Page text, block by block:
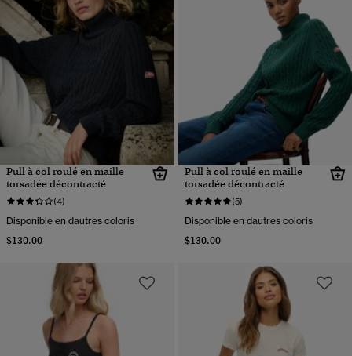
Pull à col roulé en maille
torsadée décontracté
(4)
Disponible en dautres coloris
$130.00
Pull à col roulé en maille
torsadée décontracté
(5)
Disponible en dautres coloris
$130.00